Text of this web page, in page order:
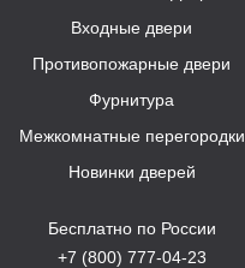
Входные двери
Противопожарные двери
Фурнитура
Межкомнатные перегородки
Новинки дверей
Бесплатно по России
+7 (800) 777-04-23